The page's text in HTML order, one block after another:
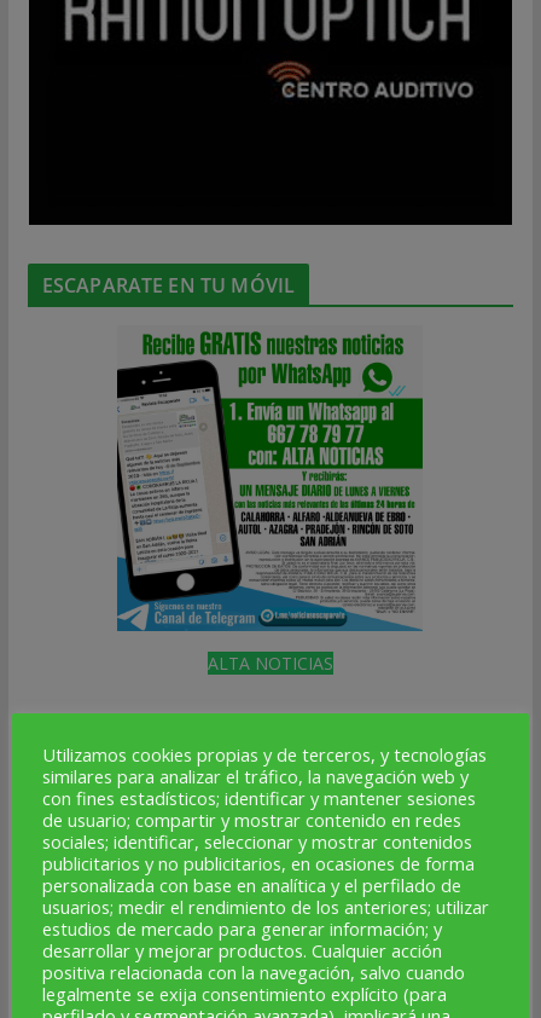
ESCAPARATE EN TU MÓVIL
ALTA NOTICIAS
Facebook InstagramTelegramX YouTube Correo electrónico
★
NOTICIAS AL DÍA
octubre 2025
Utilizamos cookies propias y de terceros, y tecnologías
similares para analizar el tráfico, la navegación web y
con fines estadísticos; identificar y mantener sesiones
de usuario; compartir y mostrar contenido en redes
sociales; identificar, seleccionar y mostrar contenidos
publicitarios y no publicitarios, en ocasiones de forma
personalizada con base en analítica y el perfilado de
usuarios; medir el rendimiento de los anteriores; utilizar
estudios de mercado para generar información; y
desarrollar y mejorar productos. Cualquier acción
positiva relacionada con la navegación, salvo cuando
legalmente se exija consentimiento explícito (para